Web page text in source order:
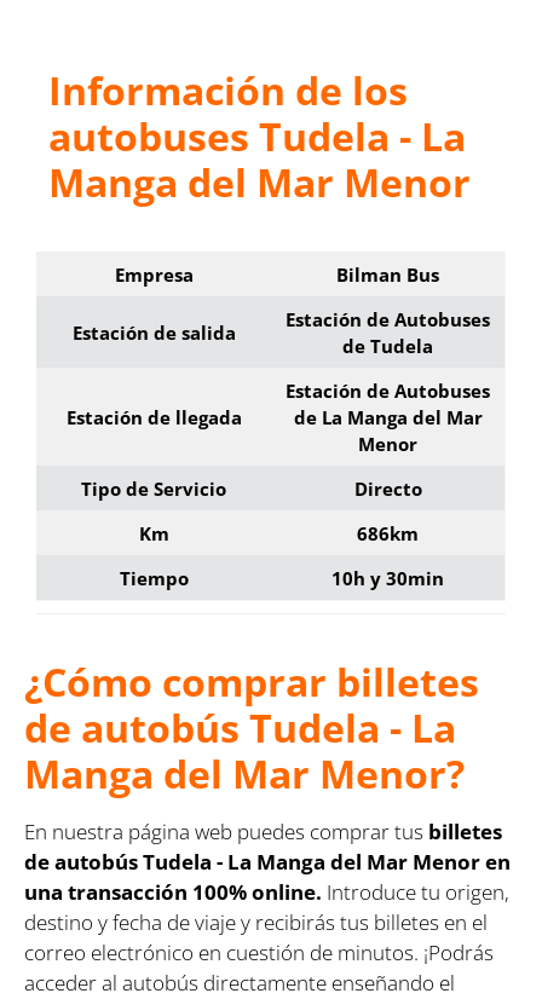
Información de los
autobuses Tudela - La
Manga del Mar Menor
Empresa Bilman Bus
Estación de salida
Estación de Autobuses
de Tudela
Estación de llegada
Estación de Autobuses
de La Manga del Mar
Menor
Tipo de Servicio
Directo
Km
686km
Tiempo
10h y 30min
¿Cómo comprar billetes
de autobús Tudela - La
Manga del Mar Menor?
En nuestra página web puedes comprar tus billetes
de autobús Tudela - La Manga del Mar Menor en
una transacción 100% online. Introduce tu origen,
destino y fecha de viaje y recibirás tus billetes en el
correo electrónico en cuestión de minutos. ¡Podrás
acceder al autobús directamente enseñando el